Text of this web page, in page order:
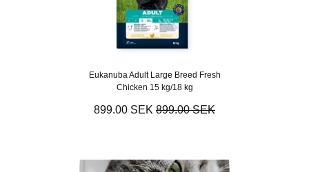
Eukanuba Adult Large Breed Fresh
Chicken 15 kg/18 kg
899.00 SEK 899.00 SEK